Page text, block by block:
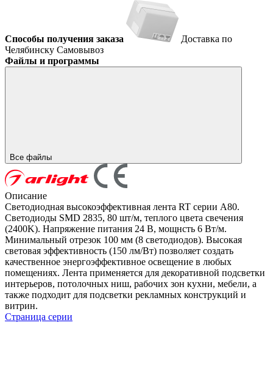
Способы получения заказа
Доставка по
Челябинску Самовывоз
Файлы и программы
Все файлы
Описание
Светодиодная высокоэффективная лента RT серии A80.
Светодиоды SMD 2835, 80 шт/м, теплого цвета свечения
(2400K). Напряжение питания 24 В, мощнсть 6 Вт/м.
Минимальный отрезок 100 мм (8 светодиодов). Высокая
световая эффективность (150 лм/Вт) позволяет создать
качественное энергоэффективное освещение в любых
помещениях. Лента применяется для декоративной подсветки
интерьеров, потолочных ниш, рабочих зон кухни, мебели, а
также подходит для подсветки рекламных конструкций и
витрин.
Страница серии